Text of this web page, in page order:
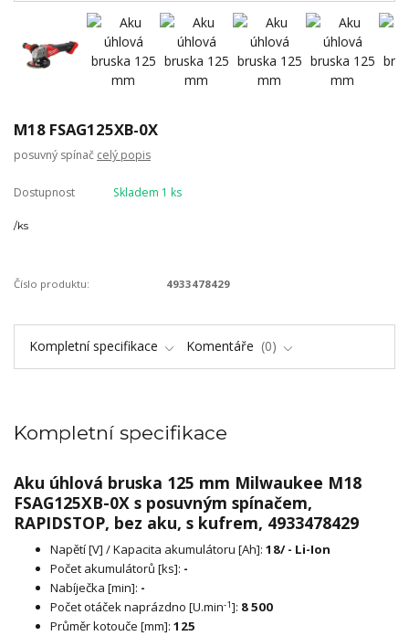
M18 FSAG125XB-0X
posuvný spínač celý popis
Dostupnost Skladem 1 ks
/ks
Číslo produktu: 4933478429
Kompletní specifikace Komentáře 0
Kompletní specifikace
Aku úhlová bruska 125 mm Milwaukee M18
FSAG125XB-0X s posuvným spínačem,
RAPIDSTOP, bez aku, s kufrem, 4933478429
Napětí [V] / Kapacita akumulátoru [Ah]: 18/ - Li-Ion
Počet akumulátorů [ks]: -
Nabíječka [min]: -
Počet otáček naprázdno [U.min-1]: 8 500
Průměr kotouče [mm]: 125